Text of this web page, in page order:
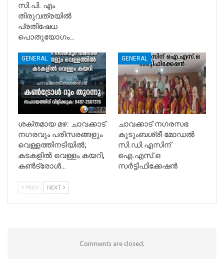
സി.പി. എം
തിരുവത്രയിൽ
പ്രതിഷേധ
പൊതുയോഗം…
GENERAL
ശക്തമായ മഴ: ചാവക്കാട്
നഗരവും പരിസരങ്ങളും
വെള്ളത്തിനടിയിൽ;
കടകളിൽ വെള്ളം കയറി,
കൺട്രോൾ…
GENERAL
ചാവക്കാട് നഗരസഭ
കുടുംബശ്രീ മോഡൽ
സി.ഡി.എസിന്
ഐ.എസ്.ഒ
സർട്ടിഫിക്കേഷൻ
PREV NEXT
Comments are closed.